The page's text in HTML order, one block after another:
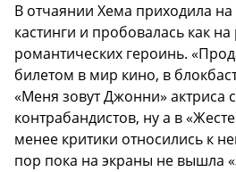
В отчаянии Хема приходила
кастинги и пробовалась как на
романтических героинь.
билетом в мир кино, в
«Меня зовут Джонни» актриса
контрабандистов, ну а в
менее критики относились к
пор пока на экраны не вышла